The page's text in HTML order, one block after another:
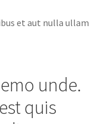
et aut nulla ullam
unde.
quis